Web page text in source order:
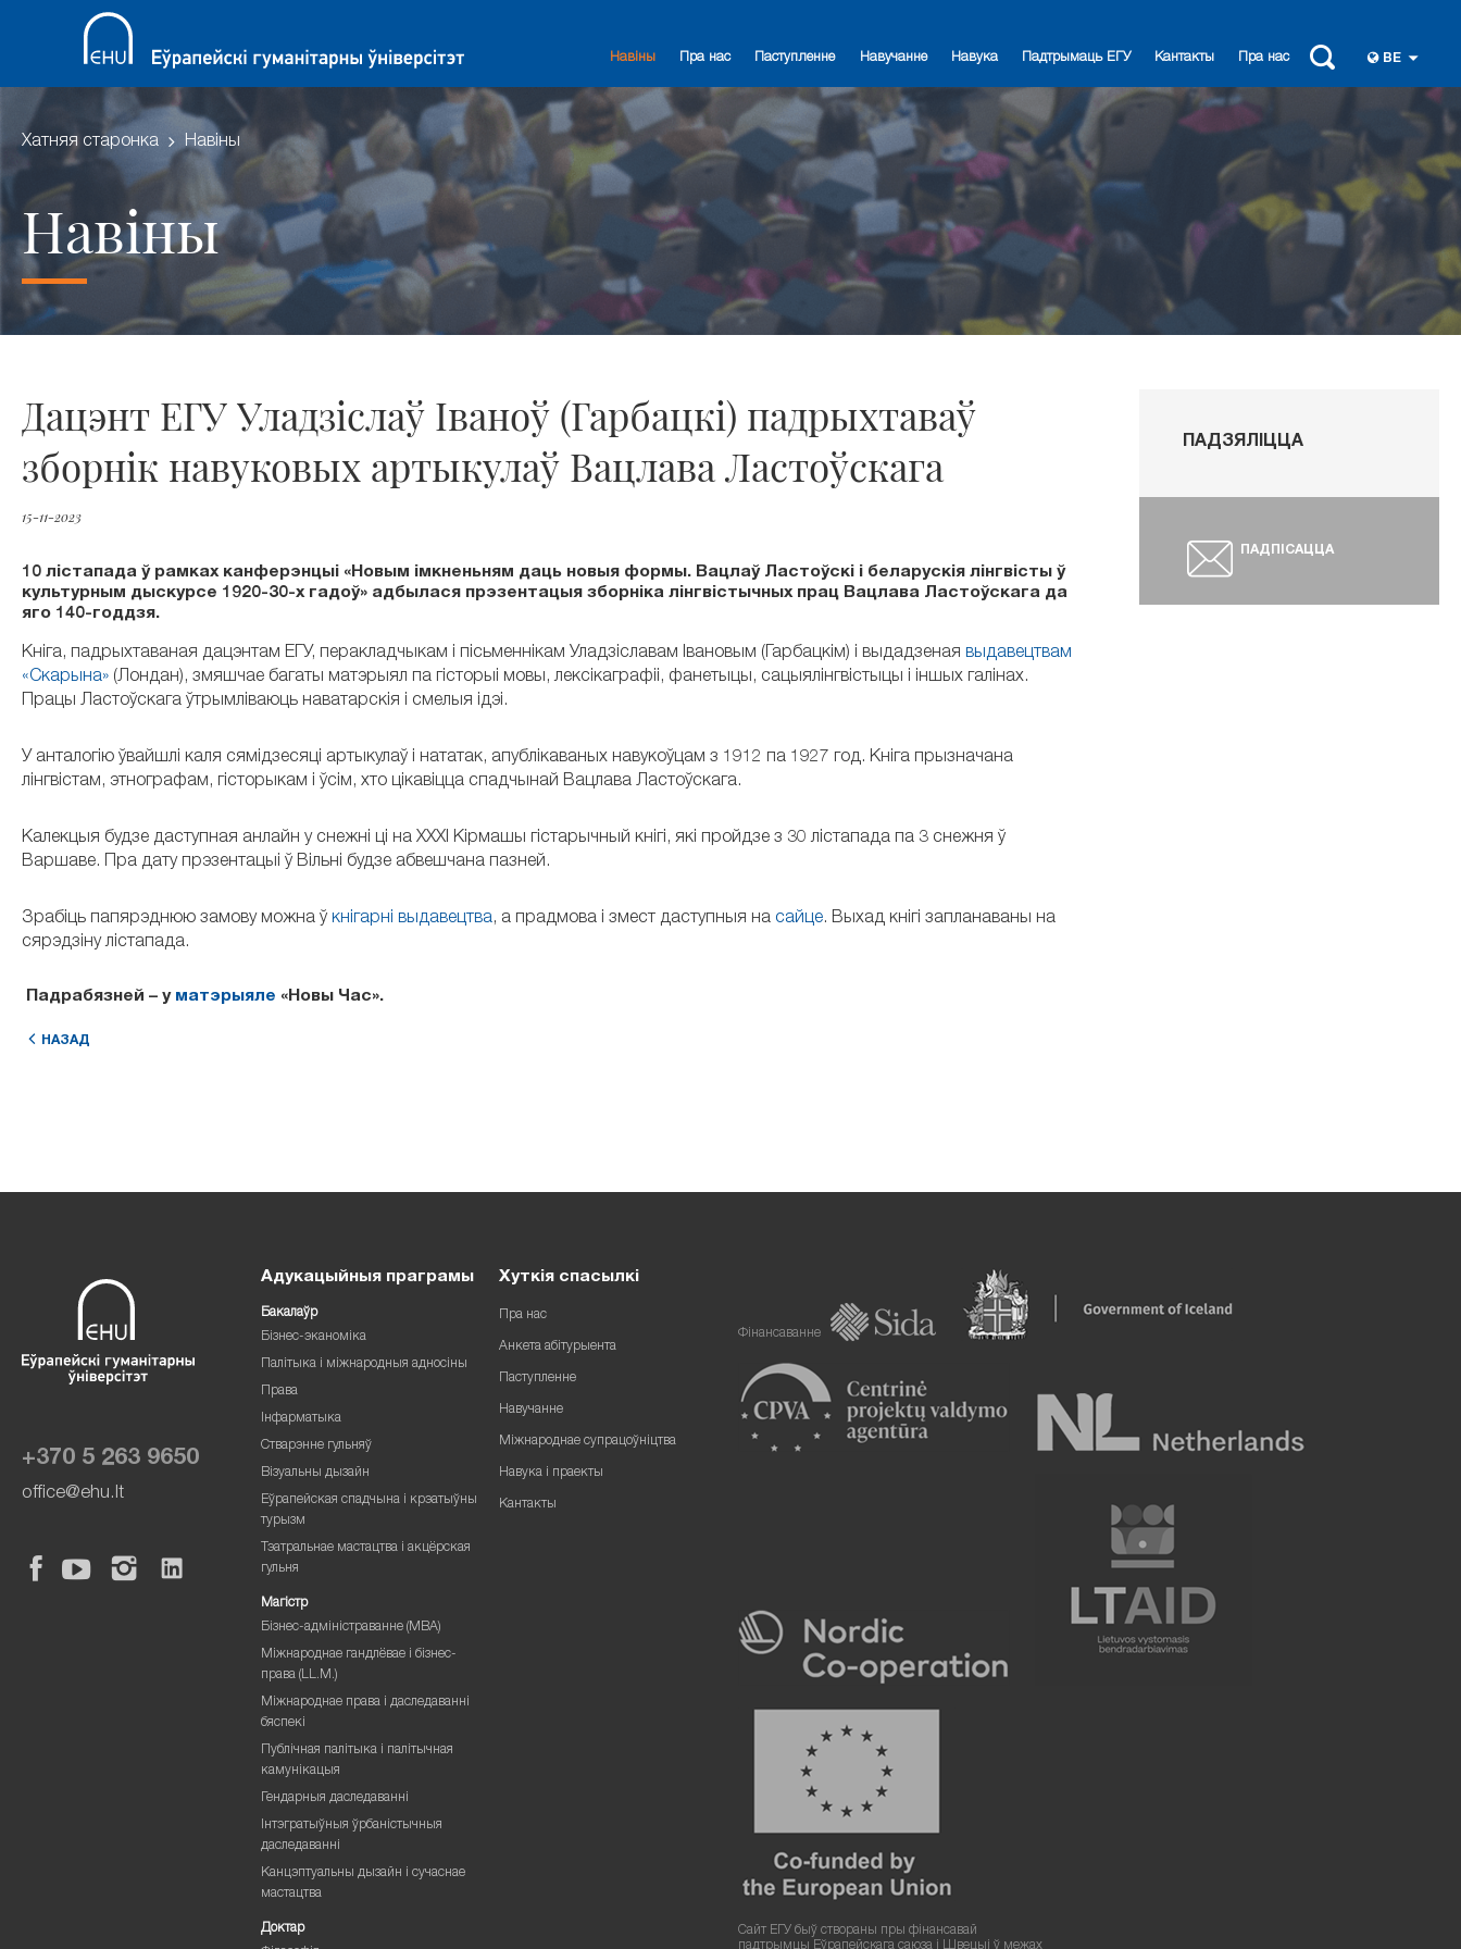
Навіны Пра нас Паступленне Навучанне Навука Падтрымаць ЕГУ Кантакты Пра нас BE
Хатняя старонка Навіны
Навіны
Дацэнт ЕГУ Уладзіслаў Іваноў (Гарбацкі) падрыхтаваў
зборнік навуковых артыкулаў Вацлава Ластоўскага
15-11-2023
10 лістапада ў рамках канферэнцыі «Новым імкненьням даць новыя формы. Вацлаў Ластоўскі і беларускія лінгвісты ў
культурным дыскурсе 1920-30-х гадоў» адбылася прэзентацыя зборніка лінгвістычных прац Вацлава Ластоўскага да
яго 140-годдзя.
Кніга, падрыхтаваная дацэнтам ЕГУ, перакладчыкам і пісьменнікам Уладзіславам Івановым (Гарбацкім) і выдадзеная выдавецтвам
«Скарына» (Лондан), змяшчае багаты матэрыял па гісторыі мовы, лексікаграфіі, фанетыцы, сацыялінгвістыцы і іншых галінах.
Працы Ластоўскага ўтрымліваюць наватарскія і смелыя ідэі.
У анталогію ўвайшлі каля сямідзесяці артыкулаў і нататак, апублікаваных навукоўцам з 1912 па 1927 год. Кніга прызначана
лінгвістам, этнографам, гісторыкам і ўсім, хто цікавіцца спадчынай Вацлава Ластоўскага.
Калекцыя будзе даступная анлайн у снежні ці на XXXI Кірмашы гістарычный кнігі, які пройдзе з 30 лістапада па 3 снежня ў
Варшаве. Пра дату прэзентацыі ў Вільні будзе абвешчана пазней.
Зрабіць папярэднюю замову можна ў кнігарні выдавецтва, а прадмова і змест даступныя на сайце. Выхад кнігі запланаваны на
сярэдзіну лістапада.
Падрабязней – у матэрыяле «Новы Час».
НАЗАД
ПАДЗЯЛІЦЦА
ПАДПІСАЦЦА
+370 5 263 9650
office@ehu.lt
Адукацыйныя праграмы
Бакалаўр
Бізнес-эканоміка
Палітыка і міжнародныя адносіны
Права
Інфарматыка
Стварэнне гульняў
Візуальны дызайн
Еўрапейская спадчына і крэатыўны
турызм
Тэатральнае мастацтва і акцёрская
гульня
Магістр
Бізнес-адміністраванне (MBA)
Міжнароднае гандлёвае і бізнес-
права (LL.M.)
Міжнароднае права і даследаванні
бяспекі
Публічная палітыка і палітычная
камунікацыя
Гендарныя даследаванні
Інтэгратыўныя ўрбаністычныя
даследаванні
Канцэптуальны дызайн і сучаснае
мастацтва
Доктар
Хуткія спасылкі
Пра нас
Анкета абітурыента
Паступленне
Навучанне
Міжнароднае супрацоўніцтва
Навука і праекты
Кантакты
Фінансаванне
Сайт ЕГУ быў створаны пры фінансавай
падтрымцы Еўрапейскага саюза і Швецыі ў межах